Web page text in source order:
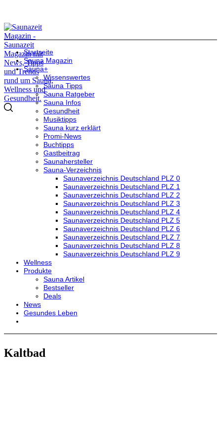
Startseite
Sauna Magazin
Sauna+
Wissenswertes
Sauna Tipps
Sauna Ratgeber
Sauna Infos
Gesundheit
Musiktipps
Sauna kurz erklärt
Promi-News
Buchtipps
Gastbeitrag
Saunahersteller
Sauna-Verzeichnis
Saunaverzeichnis Deutschland PLZ 0
Saunaverzeichnis Deutschland PLZ 1
Saunaverzeichnis Deutschland PLZ 2
Saunaverzeichnis Deutschland PLZ 3
Saunaverzeichnis Deutschland PLZ 4
Saunaverzeichnis Deutschland PLZ 5
Saunaverzeichnis Deutschland PLZ 6
Saunaverzeichnis Deutschland PLZ 7
Saunaverzeichnis Deutschland PLZ 8
Saunaverzeichnis Deutschland PLZ 9
Wellness
Produkte
Sauna Artikel
Bestseller
Deals
News
Gesundes Leben
Kaltbad